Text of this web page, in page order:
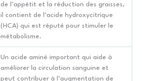
de l’appétit et la réduction des graisses,
il contient de l’acide hydroxycitrique
(HCA) qui est réputé pour stimuler le
métabolisme.
Un acide aminé important qui aide à
améliorer la circulation sanguine et
peut contribuer à l’augmentation de